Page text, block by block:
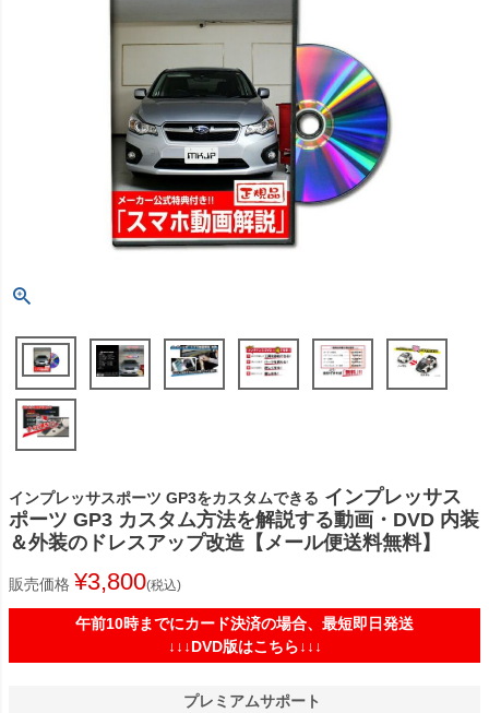
インプレッサスポーツ GP3をカスタムできる インプレッサス
ポーツ GP3 カスタム方法を解説する動画・DVD 内装
＆外装のドレスアップ改造【メール便送料無料】
販売価格 ¥3,800 税込
午前10時までにカード決済の場合、最短即日発送
↓↓↓DVD版はこちら↓↓↓
プレミアムサポート